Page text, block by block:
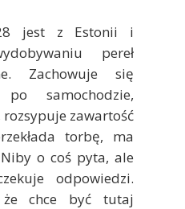
jest z Estonii i
pereł
Zachowuje się
samochodzie,
zawartość
torbę, ma
o coś pyta, ale
odpowiedzi.
że chce być tutaj